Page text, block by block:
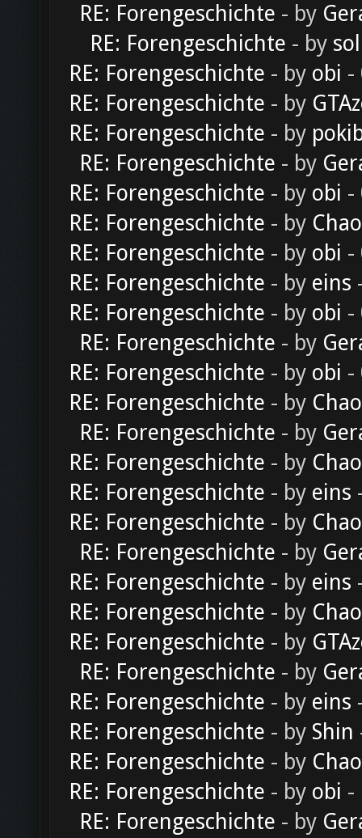
RE: Forengeschichte - by
RE: Forengeschichte - by
RE: Forengeschichte - by obi -
RE: Forengeschichte - by
RE: Forengeschichte - by
RE: Forengeschichte - by
RE: Forengeschichte - by obi -
RE: Forengeschichte - by
RE: Forengeschichte - by obi -
RE: Forengeschichte - by eins
RE: Forengeschichte - by obi -
RE: Forengeschichte - by
RE: Forengeschichte - by obi -
RE: Forengeschichte - by
RE: Forengeschichte - by
RE: Forengeschichte - by
RE: Forengeschichte - by eins
RE: Forengeschichte - by
RE: Forengeschichte - by
RE: Forengeschichte - by eins
RE: Forengeschichte - by
RE: Forengeschichte - by
RE: Forengeschichte - by
RE: Forengeschichte - by eins
RE: Forengeschichte - by Shin
RE: Forengeschichte - by
RE: Forengeschichte - by obi -
RE: Forengeschichte - by